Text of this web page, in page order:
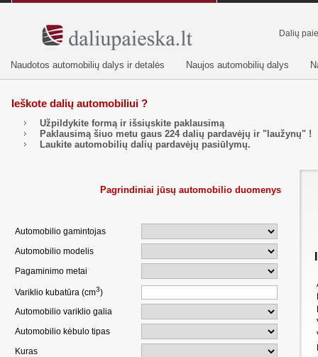
Dalių
Naudotos automobilių dalys ir detalės Naujos automobilių dalys
Ieškote dalių automobiliui ?
Užpildykite formą ir išsiųskite paklausimą
Paklausimą šiuo metu gaus 224dalių pardavėjų ir "laužynų" !
Laukite automobilių dalių pardavėjų pasiūlymų.
Pagrindiniai jūsų automobilio duomenys
Automobilio gamintojas
Automobilio modelis
Pagaminimo metai
Variklio kubatūra (cm3)
Automobilio variklio galia
Automobilio kėbulo tipas
Kuras